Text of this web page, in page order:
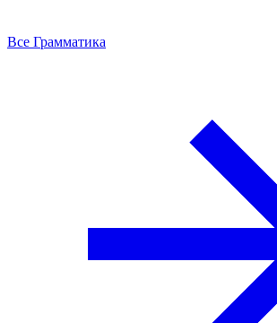
Все Грамматика